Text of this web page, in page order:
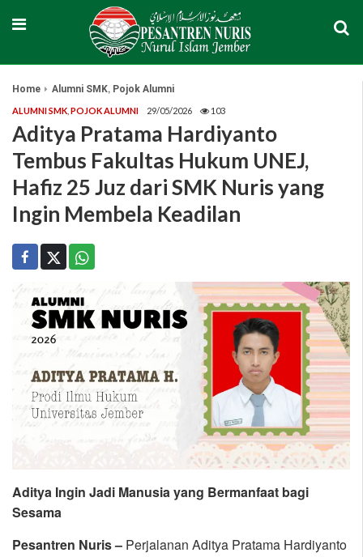
Home Alumni SMK, Pojok Alumni
ALUMNI SMK POJOK ALUMNI 29/05/2026 103
Aditya Pratama Hardiyanto
Tembus Fakultas Hukum UNEJ,
Hafiz 25 Juz dari SMK Nuris yang
Ingin Membela Keadilan
Aditya Ingin Jadi Manusia yang Bermanfaat bagi
Sesama
Pesantren Nuris – Perjalanan Aditya Pratama Hardiyanto